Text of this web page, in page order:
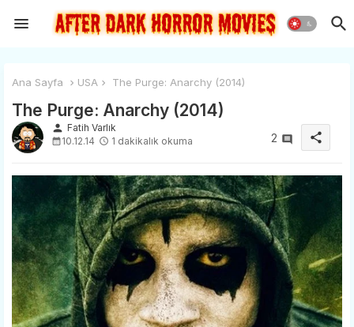
Ana Sayfa USA The Purge: Anarchy (2014)
The Purge: Anarchy (2014)
person Fatih Varlık
10.12.14
1 dakikalık okuma 2 share